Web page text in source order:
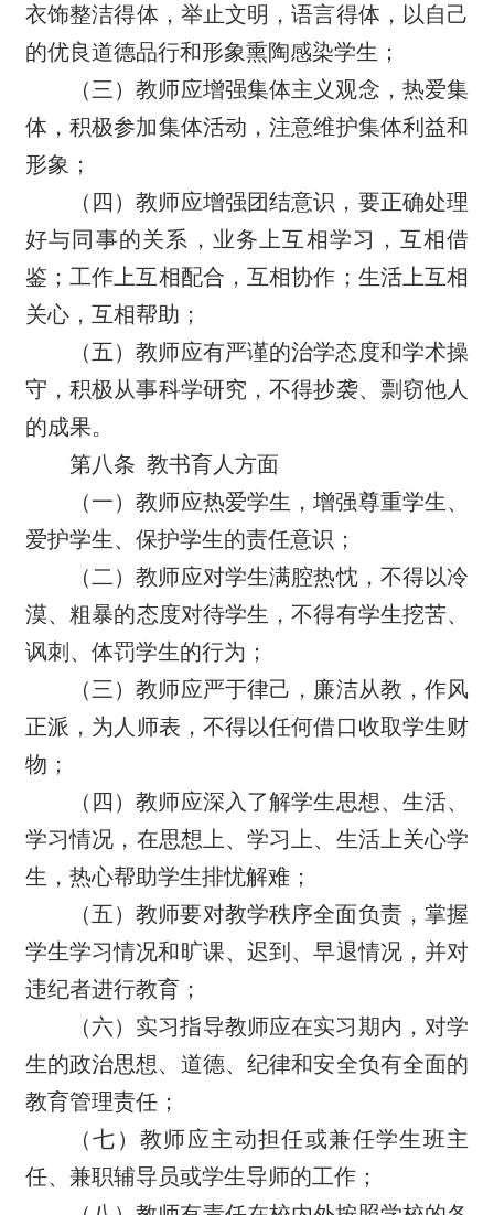
衣饰整洁得体，举止文明，语言得体，以自己
的优良道德品行和形象熏陶感染学生；
（三）教师应增强集体主义观念，热爱集
体，积极参加集体活动，注意维护集体利益和
形象；
（四）教师应增强团结意识，要正确处理
好与同事的关系，业务上互相学习，互相借
鉴；工作上互相配合，互相协作；生活上互相
关心，互相帮助；
（五）教师应有严谨的治学态度和学术操
守，积极从事科学研究，不得抄袭、剽窃他人
的成果。
第八条 教书育人方面
（一）教师应热爱学生，增强尊重学生、
爱护学生、保护学生的责任意识；
（二）教师应对学生满腔热忱，不得以冷
漠、粗暴的态度对待学生，不得有学生挖苦、
讽刺、体罚学生的行为；
（三）教师应严于律己，廉洁从教，作风
正派，为人师表，不得以任何借口收取学生财
物；
（四）教师应深入了解学生思想、生活、
学习情况，在思想上、学习上、生活上关心学
生，热心帮助学生排忧解难；
（五）教师要对教学秩序全面负责，掌握
学生学习情况和旷课、迟到、早退情况，并对
违纪者进行教育；
（六）实习指导教师应在实习期内，对学
生的政治思想、道德、纪律和安全负有全面的
教育管理责任；
（七）教师应主动担任或兼任学生班主
任、兼职辅导员或学生导师的工作；